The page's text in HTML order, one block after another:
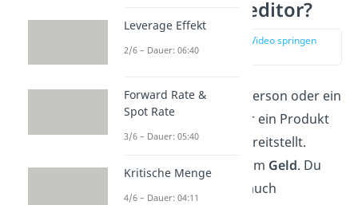
Was ist ein Kreditor?
zur Stelle im Video springen
(00:13)
EinKreditorist
eine Person oder ein
Unternehmen, das dir ein Produkt
oder eine Leistung bereitstellt.
Dafür schuldest du ihm Geld. Du
nennst den Kreditor auch
Leverage Effekt
2/6 – Dauer: 06:40
Forward Rate &
Spot Rate
3/6 – Dauer: 05:40
Kritische Menge
4/6 – Dauer: 04:11